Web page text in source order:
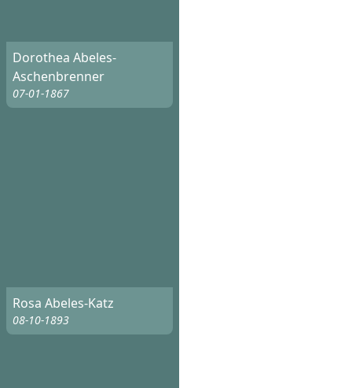
Dorothea Abeles-
Aschenbrenner
07-01-1867
Rosa Abeles-Katz
08-10-1893